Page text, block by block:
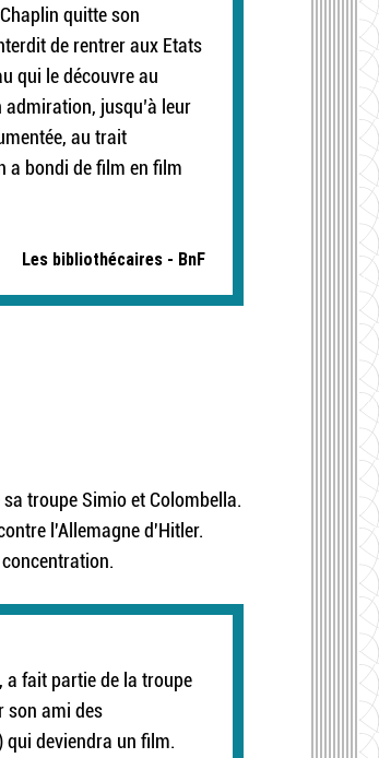
quitte son
de rentrer aux Etats
qui le découvre au
admiration, jusqu’à leur
au trait
a bondi de film en film
Les bibliothécaires - BnF
troupe Simio et Colombella.
l'Allemagne d'Hitler.
a fait partie de la troupe
son ami des
qui deviendra un film.